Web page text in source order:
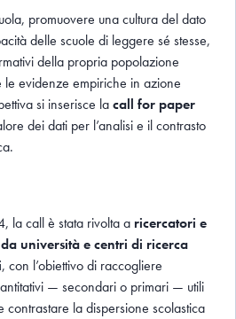
promuovere una cultura del dato
delle scuole di leggere sé stesse,
della propria popolazione
le evidenze empiriche in azione
si inserisce lacall for paper
dei dati per l’analisi e il contrasto
la call è stata rivolta a ricercatori e
università e centri di ricerca
, con l’obiettivo di raccogliere
— secondari o primari — utili
la dispersione scolastica